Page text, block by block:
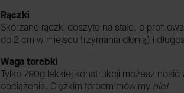
Rączki
Skórzane rączki doszyte na stałe, o
do 2 cm w miejscu trzymania dłonią) i
Waga torebki
Tylko 790g lekkiej konstrukcji możesz
obciążenia. Ciężkim torbom mówimy nie!